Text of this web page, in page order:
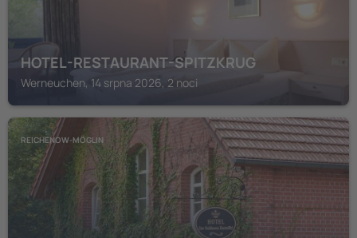
HOTEL-RESTAURANT-SPITZKRUG
Werneuchen, 14 srpna 2026, 2 noci
REICHENOW-MÖGLIN